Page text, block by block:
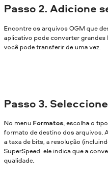
Passo 2. Adicione
Encontre os arquivos OGM que
aplicativo pode converter
você pode transferir de uma vez.
Passo 3.
No menu Formatos, escolha o
formato de destino dos arquivos.
a taxa de bits, a resolução
SuperSpeed: ele indica que a
qualidade.